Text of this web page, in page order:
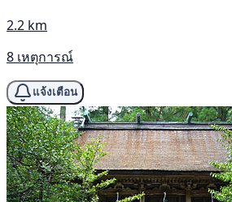
2.2 km
8 เหตุการณ์
แจ้งเตือน